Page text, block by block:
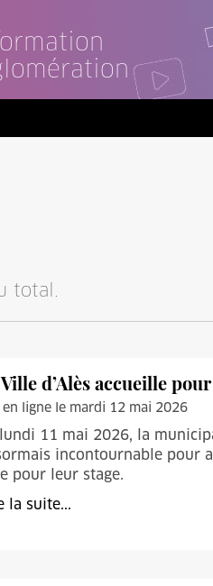
total.
d’Alès accueille
en ligne le mardi 12 mai 2026
11 mai 2026, la
incontournable pour
pour leur stage.
la suite...